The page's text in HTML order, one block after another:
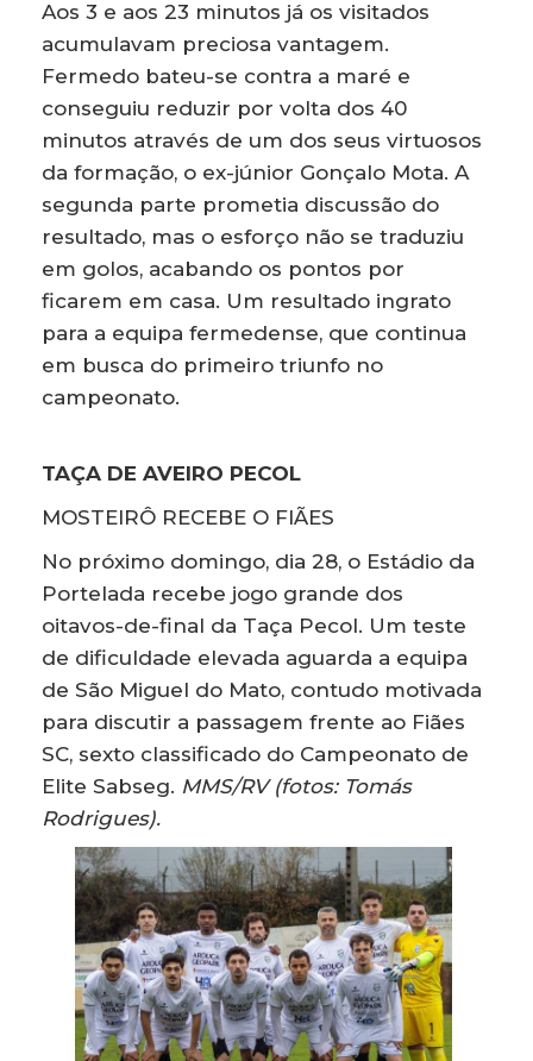
Aos 3 e aos 23 minutos já os visitados
acumulavam preciosa vantagem.
Fermedo bateu-se contra a maré e
conseguiu reduzir por volta dos 40
minutos através de um dos seus virtuosos
da formação, o ex-júnior Gonçalo Mota. A
segunda parte prometia discussão do
resultado, mas o esforço não se traduziu
em golos, acabando os pontos por
ficarem em casa. Um resultado ingrato
para a equipa fermedense, que continua
em busca do primeiro triunfo no
campeonato.
TAÇA DE AVEIRO PECOL
MOSTEIRÔ RECEBE O FIÃES
No próximo domingo, dia 28, o Estádio da
Portelada recebe jogo grande dos
oitavos-de-final da Taça Pecol. Um teste
de dificuldade elevada aguarda a equipa
de São Miguel do Mato, contudo motivada
para discutir a passagem frente ao Fiães
SC, sexto classificado do Campeonato de
Elite Sabseg. MMS/RV (fotos: Tomás
Rodrigues).